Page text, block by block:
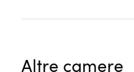
Altre camere